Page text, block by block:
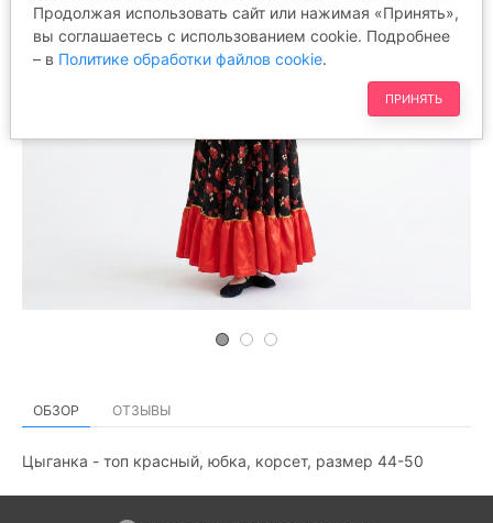
ОБЗОР ОТЗЫВЫ
Цыганка - топ красный, юбка, корсет, размер 44-50
Продолжая использовать сайт или нажимая «Принять»,
вы соглашаетесь с использованием cookie. Подробнее
– в Политике обработки файлов cookie.
ПРИНЯТЬ